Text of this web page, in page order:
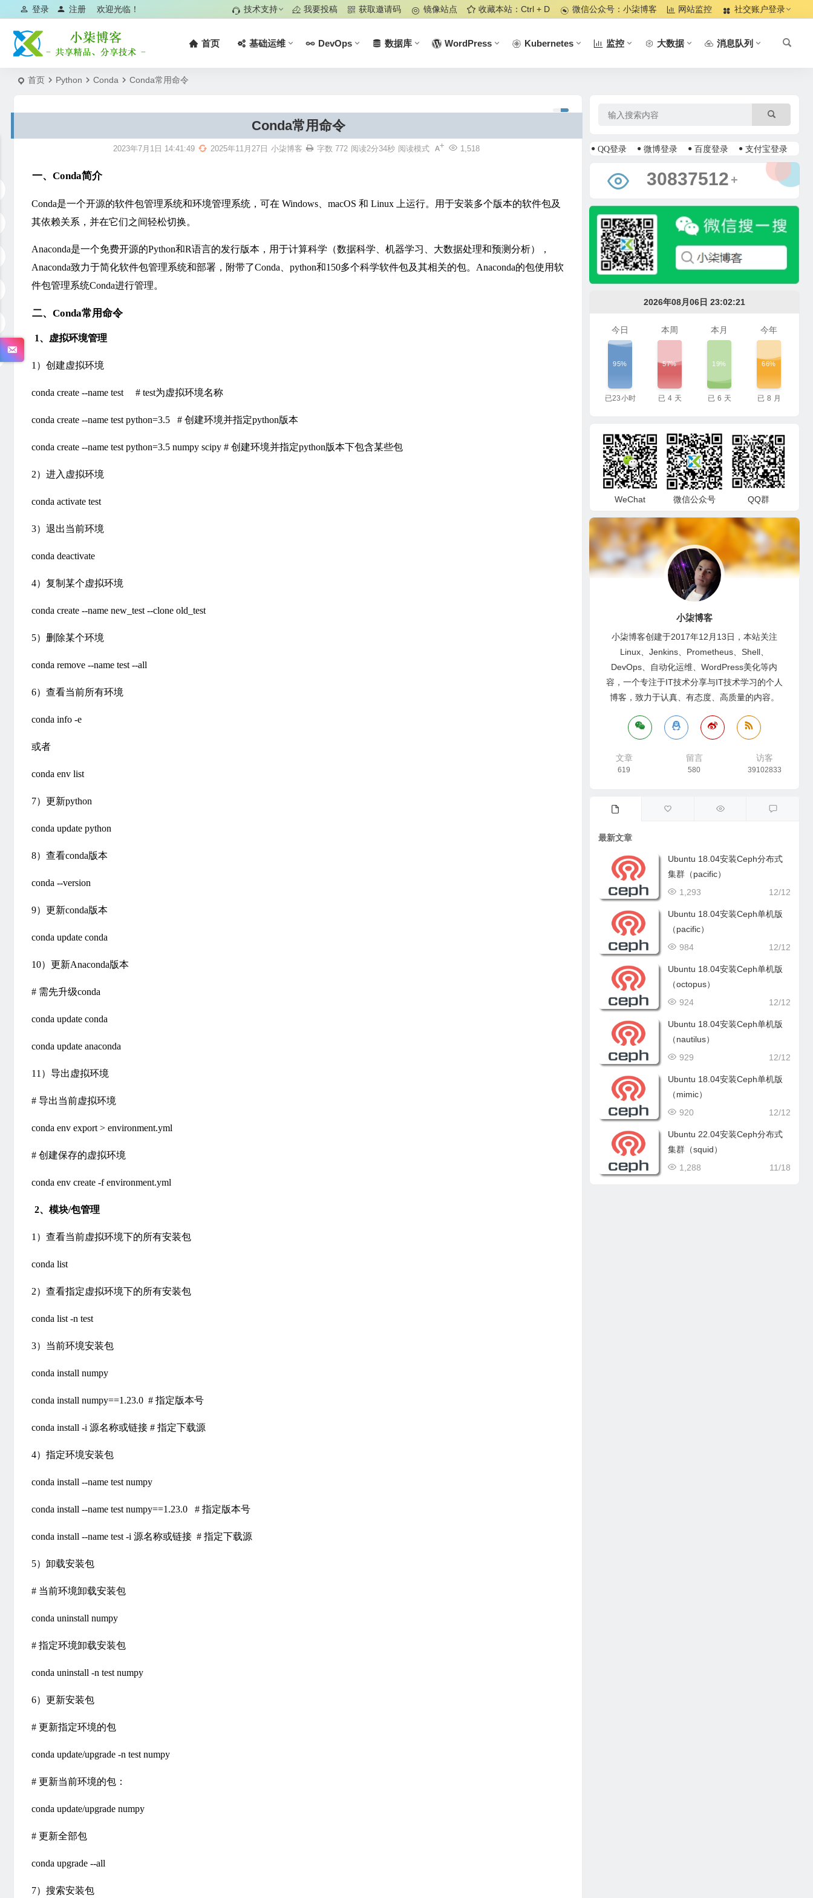
欢迎光临！
登录 注册 技术支持 我要投稿 获取邀请码 镜像站点 收藏本站：Ctrl + D 微信公众号：小柒博客 网站监控 社交账户登录
首页 基础运维 DevOps 数据库 WordPress Kubernetes 监控 大数据 消息队列
首页 Python Conda Conda常用命令
Conda常用命令
2023年7月1日 14:41:49 2025年11月27日 小柒博客 1,518
字数 772 阅读2分34秒 阅读模式
一、Conda简介
Conda是一个开源的软件包管理系统和环境管理系统，可在 Windows、macOS 和 Linux 上运行。用于安装多个版本的软件包及
其依赖关系，并在它们之间轻松切换。
Anaconda是一个免费开源的Python和R语言的发行版本，用于计算科学（数据科学、机器学习、大数据处理和预测分析），
Anaconda致力于简化软件包管理系统和部署，附带了Conda、python和150多个科学软件包及其相关的包。Anaconda的包使用软
件包管理系统Conda进行管理。
二、Conda常用命令
1、 虚拟环境管理
1）创建虚拟环境
conda create --name test # test为虚拟环境名称
conda create --name test python=3.5 # 创建环境并指定python版本
conda create --name test python=3.5 numpy scipy # 创建环境并指定python版本下包含某些包
2）进入虚拟环境
conda activate test
3）退出当前环境
conda deactivate
4）复制某个虚拟环境
conda create --name new_test --clone old_test
5）删除某个环境
conda remove --name test --all
6）查看当前所有环境
conda info -e
或者
conda env list
7）更新python
conda update python
8）查看conda版本
conda --version
9）更新conda版本
conda update conda
10）更新Anaconda版本
# 需先升级conda
conda update conda
conda update anaconda
11）导出虚拟环境
# 导出当前虚拟环境
conda env export > environment.yml
# 创建保存的虚拟环境
conda env create -f environment.yml
2、 模块/包管理
1）查看当前虚拟环境下的所有安装包
conda list
2）查看指定虚拟环境下的所有安装包
conda list -n test
3）当前环境安装包
conda install numpy
conda install numpy==1.23.0 # 指定版本号
conda install -i 源名称或链接 # 指定下载源
4）指定环境安装包
conda install --name test numpy
conda install --name test numpy==1.23.0 # 指定版本号
conda install --name test -i 源名称或链接 # 指定下载源
5）卸载安装包
# 当前环境卸载安装包
conda uninstall numpy
# 指定环境卸载安装包
conda uninstall -n test numpy
6）更新安装包
# 更新指定环境的包
conda update/upgrade -n test numpy
# 更新当前环境的包：
conda update/upgrade numpy
# 更新全部包
conda upgrade --all
7）搜索安装包
QQ登录 微博登录 百度登录 支付宝登录
37159489 +
2026年08月06日 23:02:23
今日
95%
已23小时
本周
57%
已 4 天
本月
19%
已 6 天
今年
66%
已 8 月
WeChat 微信公众号 QQ群
小柒博客
小柒博客创建于2017年12月13日，本站关注
Linux、Jenkins、Prometheus、Shell、
DevOps、自动化运维、WordPress美化等内
容，一个专注于IT技术分享与IT技术学习的个人
博客，致力于认真、有态度、高质量的内容。
文章
619
留言
580
访客
39102833
最新文章
Ubuntu 18.04安装Ceph分布式
集群（pacific）
12/12
1,293
Ubuntu 18.04安装Ceph单机版
（pacific）
12/12
984
Ubuntu 18.04安装Ceph单机版
（octopus）
12/12
924
Ubuntu 18.04安装Ceph单机版
（nautilus）
12/12
929
Ubuntu 18.04安装Ceph单机版
（mimic）
12/12
920
Ubuntu 22.04安装Ceph分布式
集群（squid）
11/18
1,288